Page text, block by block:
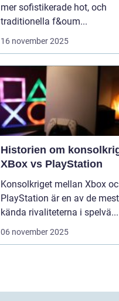
mer sofistikerade hot, och
traditionella f&oum...
16 november 2025
Historien om
XBox vs PlayStation
Konsolkriget mellan Xbox
PlayStation är en av de mest
kända rivaliteterna i spelvä...
06 november 2025